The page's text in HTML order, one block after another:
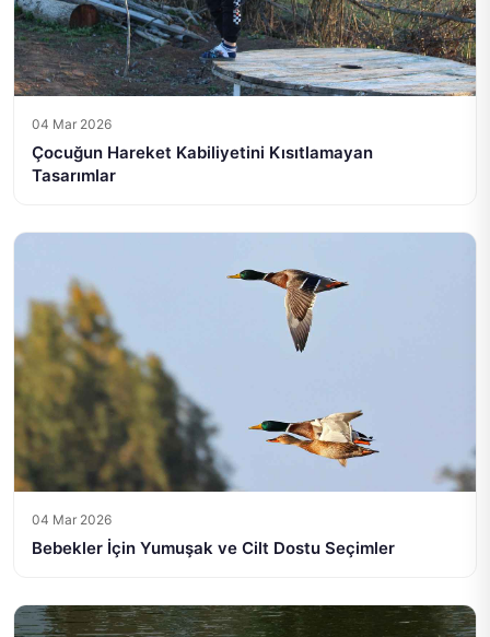
04 Mar 2026
Çocuğun Hareket Kabiliyetini Kısıtlamayan
Tasarımlar
04 Mar 2026
Bebekler İçin Yumuşak ve Cilt Dostu Seçimler